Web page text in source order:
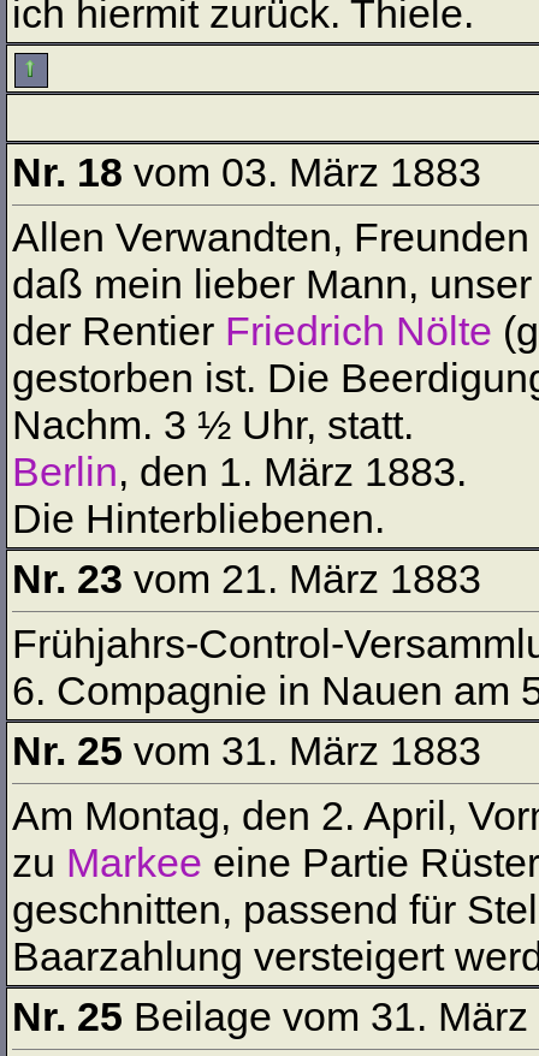
ich hiermit zurück. Thiele.
Nr. 18 vom 03. März 1883
Allen Verwandten,
daß mein lieber Mann,
der Rentier Friedrich Nölte
gestorben ist. Die
Nachm. 3 ½ Uhr, statt.
Berlin, den 1. März 1883.
Die Hinterbliebenen.
Nr. 23 vom 21. März 1883
Frühjahrs-Control-
6. Compagnie in Nauen am
Nr. 25 vom 31. März 1883
Am Montag, den 2. April,
zu Markee eine Partie
geschnitten, passend für
Baarzahlung versteigert
Nr. 25 Beilage vom 31.